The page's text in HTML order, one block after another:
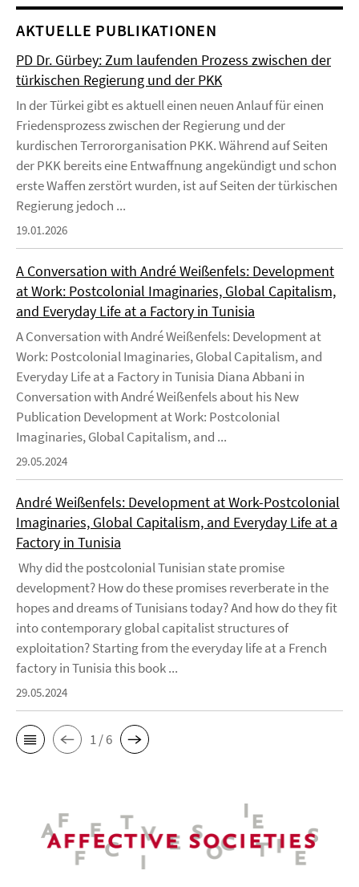
AKTUELLE PUBLIKATIONEN
PD Dr. Gürbey: Zum laufenden Prozess zwischen der
türkischen Regierung und der PKK
In der Türkei gibt es aktuell einen neuen Anlauf für einen
Friedensprozess zwischen der Regierung und der
kurdischen Terrororganisation PKK. Während auf Seiten
der PKK bereits eine Entwaffnung angekündigt und schon
erste Waffen zerstört wurden, ist auf Seiten der türkischen
Regierung jedoch ...
19.01.2026
A Conversation with André Weißenfels: Development
at Work: Postcolonial Imaginaries, Global Capitalism,
and Everyday Life at a Factory in Tunisia
A Conversation with André Weißenfels: Development at
Work: Postcolonial Imaginaries, Global Capitalism, and
Everyday Life at a Factory in Tunisia Diana Abbani in
Conversation with André Weißenfels about his New
Publication Development at Work: Postcolonial
Imaginaries, Global Capitalism, and ...
29.05.2024
André Weißenfels: Development at Work-Postcolonial
Imaginaries, Global Capitalism, and Everyday Life at a
Factory in Tunisia
Why did the postcolonial Tunisian state promise
development? How do these promises reverberate in the
hopes and dreams of Tunisians today? And how do they fit
into contemporary global capitalist structures of
exploitation? Starting from the everyday life at a French
factory in Tunisia this book ...
29.05.2024
1 / 6